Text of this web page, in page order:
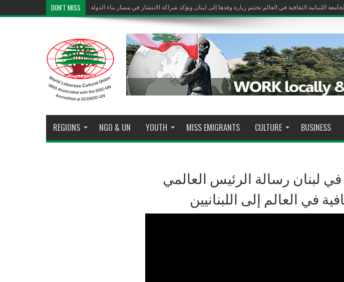
DON'T MISS الجامعة اللبنانية الثقافية في العالم تختتم زيارة وفدها إلى لبنان وتؤكد شراكة الانتشار في مسار بناء الدولة
الجامعة اللبنانية الثقافية في العالم تختتم زيارة وفدها إلى لبنان وتؤكد شراكة الانتشار في مسار بناء الدولة
REGIONS NGO & UN YOUTH MISS EMIGRANTS CULTURE BUSINESS
لبنان رسالة الرئيس العالمي
في العالم إلى اللبنانيين